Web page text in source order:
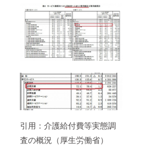
引用：介護給付費等実態調
査の概況（厚生労働省）